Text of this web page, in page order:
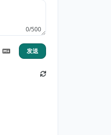
0/500
发送